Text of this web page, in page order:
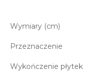
Wymiary (cm)
Przeznaczenie
Wykończenie płytek